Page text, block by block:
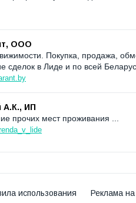
ООО
Покупка, продажа,
сделок в Лиде и по всей
А.К., ИП
прочих мест проживания ...
использования Реклама